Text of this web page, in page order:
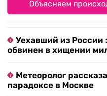
Объясняем
Уехавший из России
обвинен в хищении
Метеоролог
парадоксе в Москве